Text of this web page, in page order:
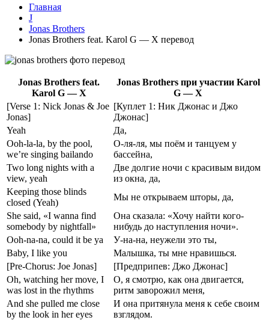
Главная
J
Jonas Brothers
Jonas Brothers feat. Karol G — X перевод
Jonas Brothers feat.
Karol G — X
Jonas Brothers при участии Karol
G — X
[Verse 1: Nick Jonas & Joe
Jonas]
[Куплет 1: Ник Джонас и Джо
Джонас]
Yeah
Да,
Ooh-la-la, by the pool,
we’re singing bailando
О-ля-ля, мы поём и танцуем у
бассейна,
Two long nights with a
view, yeah
Две долгие ночи с красивым видом
из окна, да,
Keeping those blinds
closed (Yeah)
Мы не открываем шторы, да,
She said, «I wanna find
somebody by nightfall»
Она сказала: «Хочу найти кого-
нибудь до наступления ночи».
Ooh-na-na, could it be ya
У-на-на, неужели это ты,
Baby, I like you
Малышка, ты мне нравишься.
[Pre-Chorus: Joe Jonas]
[Предприпев: Джо Джонас]
Oh, watching her move, I
was lost in the rhythms
О, я смотрю, как она двигается,
ритм заворожил меня,
And she pulled me close
by the look in her eyes
И она притянула меня к себе своим
взглядом.